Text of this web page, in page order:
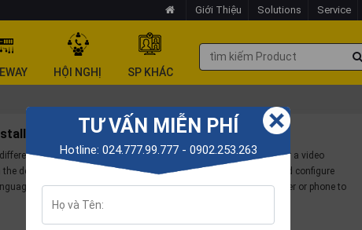
Giới Thiệu Solutions Service
HỘI NGHỊ SP KHÁC
Vietnamese on Zoom
ways to change the language when you are using Zoom for a video
the device you are using, you can easily go through the process and configure
You can easily convert the Zoom language on your computer or phone to
TƯ VẤN MIỄN PHÍ
Hotline: 024.777.99.777 - 0902.253.263